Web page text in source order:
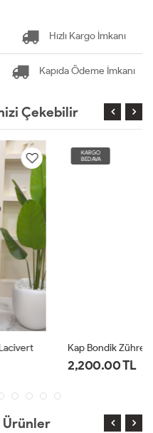
Hızlı Kargo İmkanı
Kapıda Ödeme İmkanı
Çekebilir
KARGO
BEDAVA
Kap Bondik Zühre Siyah
2,200.00 TL
Ürünler